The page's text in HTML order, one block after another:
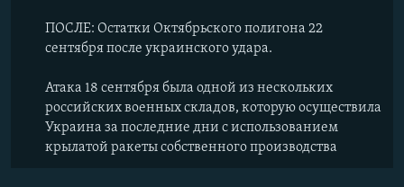
ПОСЛЕ: Остатки Октябрьского полигона 22
сентября после украинского удара.
Атака 18 сентября была одной из нескольких
российских военных складов, которую осуществила
Украина за последние дни с использованием
крылатой ракеты собственного производства